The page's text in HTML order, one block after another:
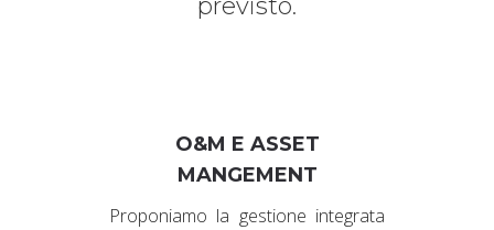
O&M E ASSET
MANGEMENT
Proponiamo la gestione integrata